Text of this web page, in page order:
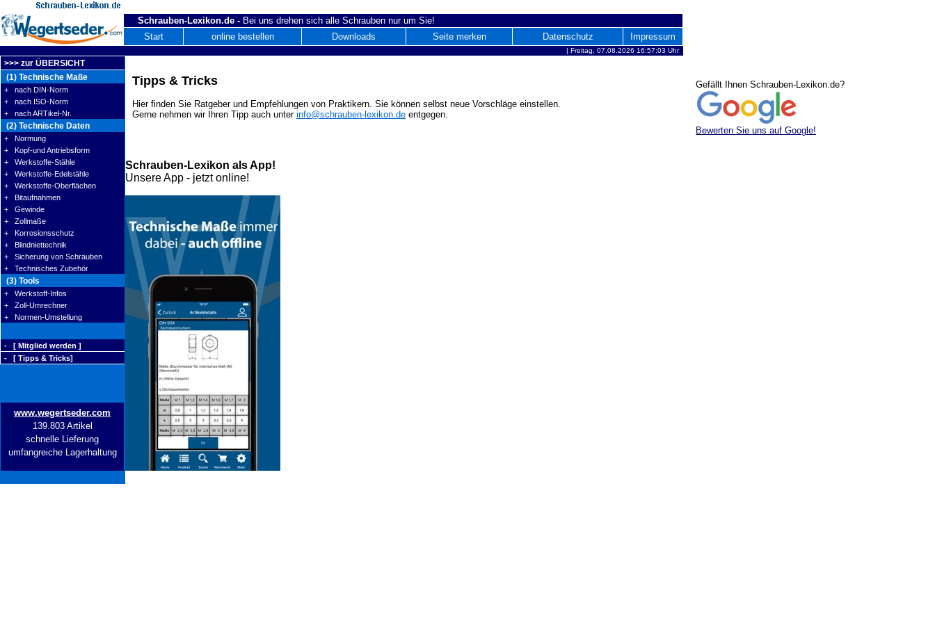
Schrauben-Lexikon.de - Bei uns drehen sich alle Schrauben nur um Sie!
Start
online bestellen Downloads Seite merken Datenschutz Impressum
| Freitag, 07.08.2026 16:57:03 Uhr
>>> zur ÜBERSICHT
(1) Technische Maße
+ nach DIN-Norm
+ nach ISO-Norm
+ nach ARTikel-Nr.
(2) Technische Daten
+ Normung
+ Kopf-und Antriebsform
+ Werkstoffe-Stähle
+ Werkstoffe-Edelstähle
+ Werkstoffe-Oberflächen
+ Bitaufnahmen
+ Gewinde
+ Zollmaße
+ Korrosionsschutz
+ Blindniettechnik
+ Sicherung von Schrauben
+ Technisches Zubehör
(3) Tools
+ Werkstoff-Infos
+ Zoll-Umrechner
+ Normen-Umstellung
- [ Mitglied werden ]
- [ Tipps & Tricks]
www.wegertseder.com
139.803 Artikel
schnelle Lieferung
umfangreiche Lagerhaltung
Tipps & Tricks
Hier finden Sie Ratgeber und Empfehlungen von Praktikern. Sie können selbst neue Vorschläge einstellen.
Gerne nehmen wir Ihren Tipp auch unter info@schrauben-lexikon.de entgegen.
Gefällt Ihnen Schrauben-Lexikon.de?
Bewerten Sie uns auf Google!
Schrauben-Lexikon als App!
Unsere App - jetzt online!